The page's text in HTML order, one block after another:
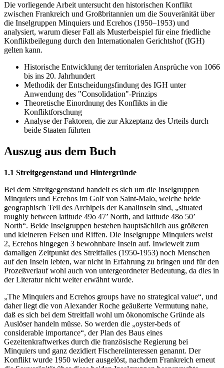
Die vorliegende Arbeit untersucht den historischen Konflikt
zwischen Frankreich und Großbritannien um die Souveränität über
die Inselgruppen Minquiers und Ecrehos (1950–1953) und
analysiert, warum dieser Fall als Musterbeispiel für eine friedliche
Konfliktbeilegung durch den Internationalen Gerichtshof (IGH)
gelten kann.
Historische Entwicklung der territorialen Ansprüche von 1066
bis ins 20. Jahrhundert
Methodik der Entscheidungsfindung des IGH unter
Anwendung des "Consolidation"-Prinzips
Theoretische Einordnung des Konflikts in die
Konfliktforschung
Analyse der Faktoren, die zur Akzeptanz des Urteils durch
beide Staaten führten
Auszug aus dem Buch
1.1 Streitgegenstand und Hintergründe
Bei dem Streitgegenstand handelt es sich um die Inselgruppen
Minquiers und Ecrehos im Golf von Saint-Malo, welche beide
geographisch Teil des Archipels der Kanalinseln sind, „situated
roughly between latitude 49o 47’ North, and latitude 48o 50’
North“. Beide Inselgruppen bestehen hauptsächlich aus größeren
und kleineren Felsen und Riffen. Die Inselgruppe Minquiers weist
2, Ecrehos hingegen 3 bewohnbare Inseln auf. Inwieweit zum
damaligen Zeitpunkt des Streitfalles (1950-1953) noch Menschen
auf den Inseln lebten, war nicht in Erfahrung zu bringen und für den
Prozeßverlauf wohl auch von untergeordneter Bedeutung, da dies in
der Literatur nicht weiter erwähnt wurde.
„The Minquiers and Ecrehos groups have no strategical value“, und
daher liegt die von Alexander Roche geäußerte Vermutung nahe,
daß es sich bei dem Streitfall wohl um ökonomische Gründe als
Auslöser handeln müsse. So werden die „oyster-beds of
considerable importance“, der Plan des Baus eines
Gezeitenkraftwerkes durch die französische Regierung bei
Minquiers und ganz dezidiert Fischereiinteressen genannt. Der
Konflikt wurde 1950 wieder ausgelöst, nachdem Frankreich erneut